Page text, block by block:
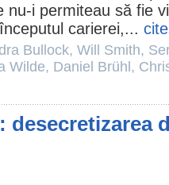
nu-i permiteau să fie
carierei,...
Bullock, Will Smith,
Wilde, Daniel Brühl ,
desecretizarea